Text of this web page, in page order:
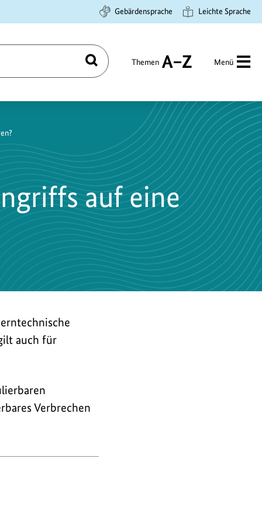
Gebärdensprache Leichte Sprache
Suchen Themen
A
Menü
auf eine
auch für
Verbrechen